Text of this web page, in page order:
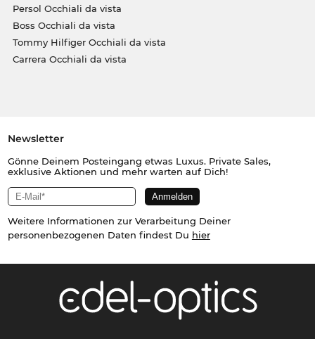
Persol Occhiali da vista
Boss Occhiali da vista
Tommy Hilfiger Occhiali da vista
Carrera Occhiali da vista
Newsletter
Gönne Deinem Posteingang etwas Luxus. Private Sales,
exklusive Aktionen und mehr warten auf Dich!
Weitere Informationen zur Verarbeitung Deiner
personenbezogenen Daten findest Du hier